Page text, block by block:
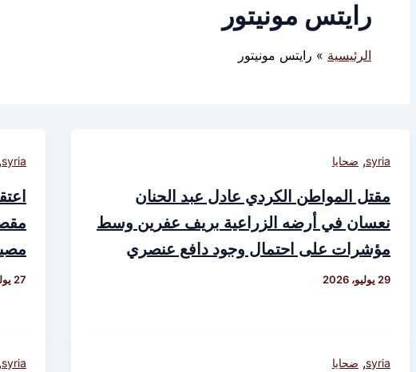
رايتس مونيتور
الرئيسية رايتس مونيتور
syria
, ضحايا
مقتل المواطن الكردي عادل عبد الحنان
نعسان في أرضه الزراعية بريف عفرين وسط
مؤشرات على احتمال وجود دافع عنصري
29 يوليو، 2026
syria
,
27 يوليو، 2026
syria
, ضحايا syria
,